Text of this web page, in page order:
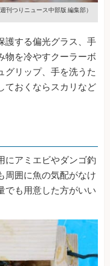
週刊つりニュース中部版 編集部）
護する偏光グラス、手
物を冷やすクーラーボ
グリップ、手を洗うた
ておくならスカリなど
にアミエビやダンゴ釣
周囲に魚の気配がなけ
でも用意した方がいい